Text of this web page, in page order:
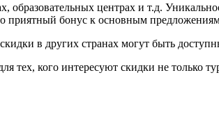
центрах и т.д.
приятный бонус к основным
в других странах могут быть
кого интересуют скидки не только